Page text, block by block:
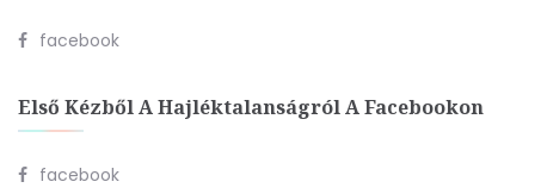
facebook
Első Kézből A Hajléktalanságról A Facebookon
facebook